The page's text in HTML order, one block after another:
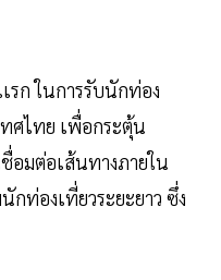
รก ในการรับนักท่อง
ศไทย เพื่อกระตุ้น
อมต่อเส้นทางภายใน
ท่องเที่ยวระยะยาว ซึ่ง